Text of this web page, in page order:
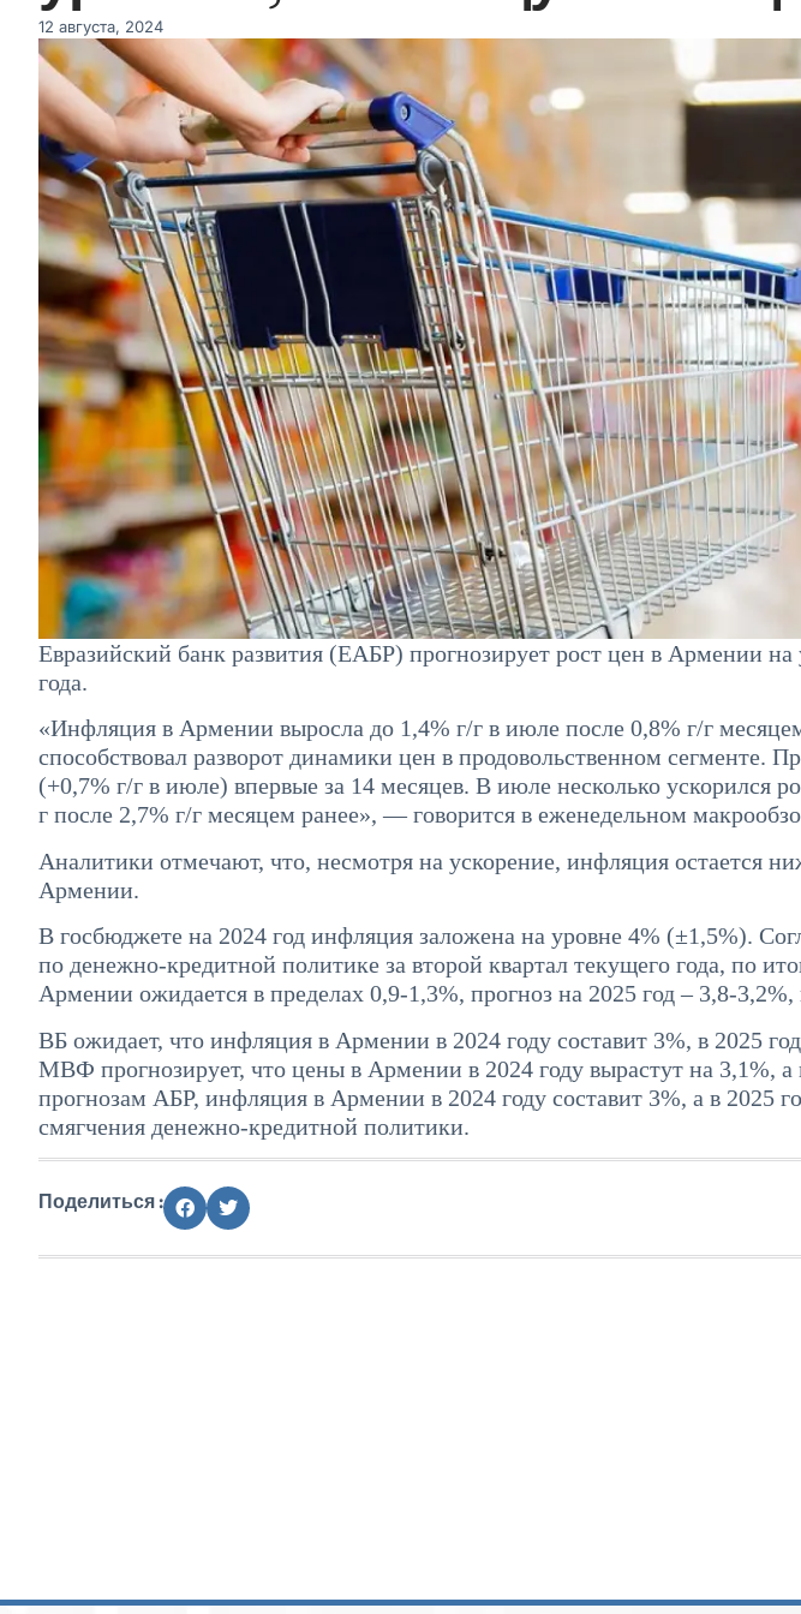
12 августа, 2024
Евразийский банк развития (ЕАБР) прогнозирует рост цен в Армении на
года.
«Инфляция в Армении выросла до 1,4% г/г в июле после 0,8% г/г
способствовал разворот динамики цен в продовольственном сегменте.
(+0,7% г/г в июле) впервые за 14 месяцев. В июле несколько ускорился
г после 2,7% г/г месяцем ранее», — говорится в еженедельном
Аналитики отмечают, что, несмотря на ускорение, инфляция остается
Армении.
В госбюджете на 2024 год инфляция заложена на уровне 4% (±1,5%).
по денежно-кредитной политике за второй квартал текущего года, по
Армении ожидается в пределах 0,9-1,3%, прогноз на 2025 год – 3,8-3,2%,
ВБ ожидает, что инфляция в Армении в 2024 году составит 3%, в 2025
МВФ прогнозирует, что цены в Армении в 2024 году вырастут на 3,1%,
прогнозам АБР, инфляция в Армении в 2024 году составит 3%, а в 2025
смягчения денежно-кредитной политики.
Поделиться :